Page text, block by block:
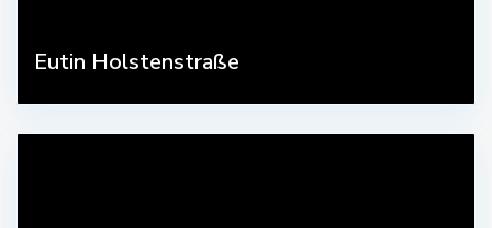
Eutin Holstenstraße